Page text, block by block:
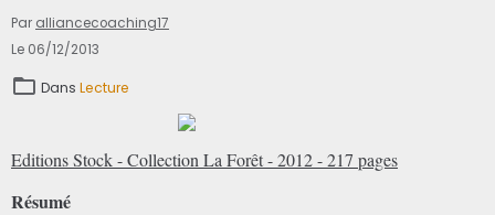
Par alliancecoaching17
Le 06/12/2013
Dans Lecture
Editions Stock - Collection La Forêt - 2012 - 217 pages
Résumé